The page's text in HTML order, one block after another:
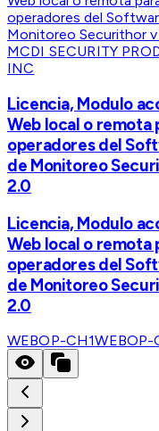
MCDI SECURITY
INC
Licencia, Modulo
Web local o remota
operadores del
de Monitoreo
2.0
Licencia, Modulo
Web local o remota
operadores del
de Monitoreo
2.0
WEBOP-CH1WEBOP-